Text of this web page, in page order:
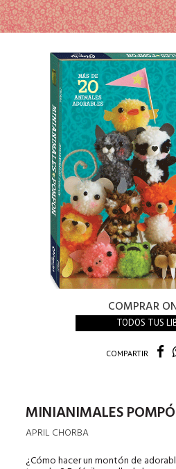
COMPRAR
TODOS TUS
COMPARTIR
MINIANIMALES
APRIL CHORBA
¿Cómo hacer un montón de